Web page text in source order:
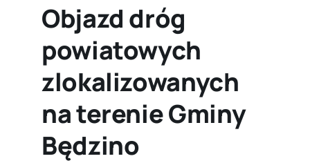
Objazd dróg
powiatowych
zlokalizowanych
na terenie Gminy
Będzino